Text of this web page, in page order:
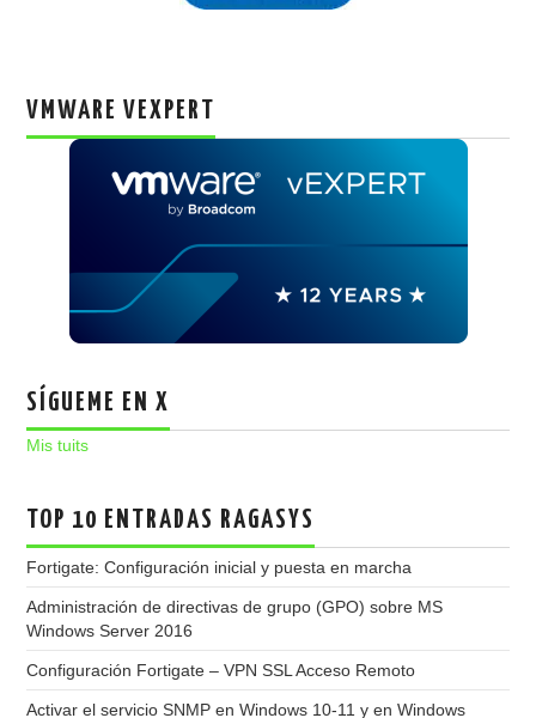
VMWARE VEXPERT
SÍGUEME EN X
Mis tuits
TOP 10 ENTRADAS RAGASYS
Fortigate: Configuración inicial y puesta en marcha
Administración de directivas de grupo (GPO) sobre MS
Windows Server 2016
Configuración Fortigate – VPN SSL Acceso Remoto
Activar el servicio SNMP en Windows 10-11 y en Windows